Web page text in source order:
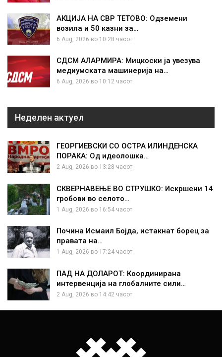
АКЦИЈА НА СВР ТЕТОВО: Одземени
возила и 50 казни за…
6 Aug, 2026 во 10:28 часот.
СДСМ АЛАРМИРА: Мицкоски ја увезува
медиумската машинерија на…
6 Aug, 2026 во 10:12 часот.
Неделен актуел
ГЕОРГИЕВСКИ СО ОСТРА ИЛИНДЕНСКА
ПОРАКА: Од идеолошка…
2 Aug, 2026 во 13:28 часот.
СКВЕРНАВЕЊЕ ВО СТРУШКО: Искршени 14
гробови во селото…
1 Aug, 2026 во 16:54 часот.
Почина Исмаил Бојда, истакнат борец за
правата на…
1 Aug, 2026 во 17:24 часот.
ПАД НА ДОЛАРОТ: Координирана
интервенција на глобалните сили…
2 Aug, 2026 во 14:42 часот.